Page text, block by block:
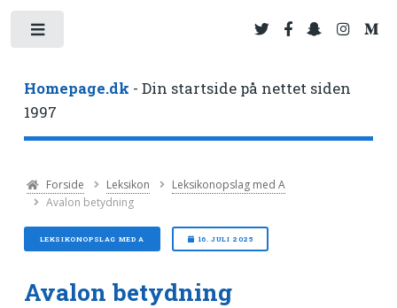
Homepage.dk - Din startside på nettet siden
1997
Forside Leksikon
Leksikonopslag med A
Avalon betydning
LEKSIKONOPSLAG MED A 16. JULI 2025
Avalon betydning